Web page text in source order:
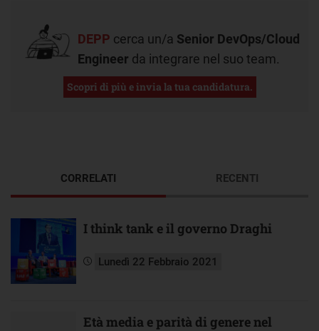
DEPP cerca un/a Senior DevOps/Cloud
Engineer da integrare nel suo team.
Scopri di più e invia la tua candidatura.
CORRELATI
I think tank e il governo Draghi
Lunedì 22 Febbraio 2021
Età media e parità di genere nel
RECENTI